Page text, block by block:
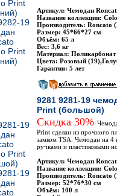
Артикул: Чемодан
Название коллекции:
Производитель: Roncato
Размер: 45*66*27 см
Объём: 65 л
Вес: 3,6 кг
Материал: Поликарбонат
Цвета: Розовый
Гарантия: 5 лет
9281 9281-19
Print (большой)
Скидка 30%
Print сделан из прочного
замком TSA. Чемодан на 4
ручками и пластиковыми
Артикул: Чемодан
Название коллекции:
Производитель: Roncato
Размер: 52*76*30 см
Объём: 100 л